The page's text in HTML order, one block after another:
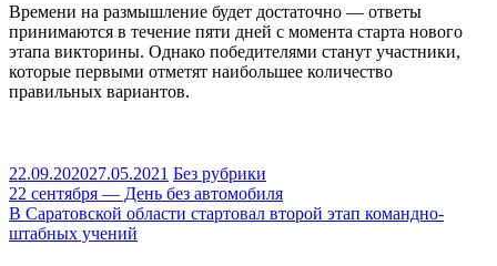
Времени на размышление будет достаточно — ответы
принимаются в течение пяти дней с момента старта нового
этапа викторины. Однако победителями станут участники,
которые первыми отметят наибольшее количество
правильных вариантов.
22.09.202027.05.2021 Без рубрики
Навигация
по
22 сентября — День без автомобиля
В Саратовской области стартовал второй этап командно-
штабных учений